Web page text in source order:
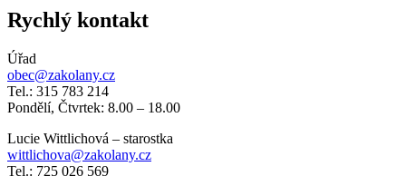
Rychlý kontakt
Úřad
obec@zakolany.cz
Tel.: 315 783 214
Pondělí, Čtvrtek: 8.00 – 18.00
Lucie Wittlichová – starostka
wittlichova@zakolany.cz
Tel.: 725 026 569